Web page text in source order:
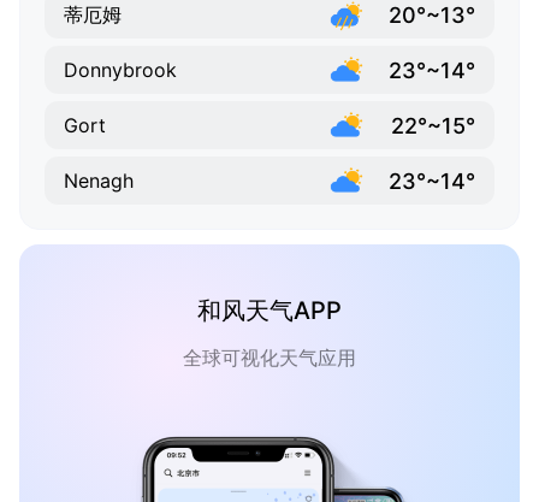
蒂厄姆 20°~13°
Donnybrook 23°~14°
Gort 22°~15°
Nenagh 23°~14°
和风天气APP
全球可视化天气应用